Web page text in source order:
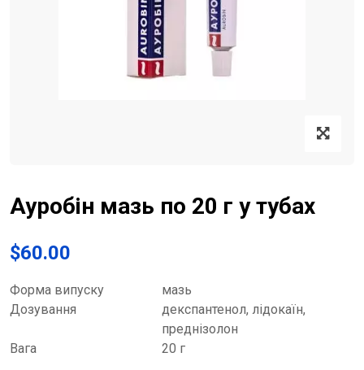
Ауробін мазь по 20 г у тубах
$60.00
Форма випуску
мазь
Дозування
декспантенол, лідокаїн,
преднізолон
Вага
20 г